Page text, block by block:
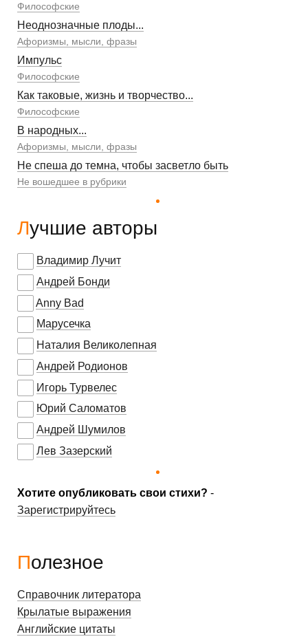
Философские
Неоднозначные плоды...
Афоризмы, мысли, фразы
Импульс
Философские
Как таковые, жизнь и творчество...
Философские
В народных...
Афоризмы, мысли, фразы
Не спеша до темна, чтобы засветло быть
Не вошедшее в рубрики
Лучшие авторы
Владимир Лучит
Андрей Бонди
Anny Bad
Марусечка
Наталия Великолепная
Андрей Родионов
Игорь Турвелес
Юрий Саломатов
Андрей Шумилов
Лев Зазерский
Хотите опубликовать свои стихи? -
Зарегистрируйтесь
Полезное
Справочник литератора
Крылатые выражения
Английские цитаты